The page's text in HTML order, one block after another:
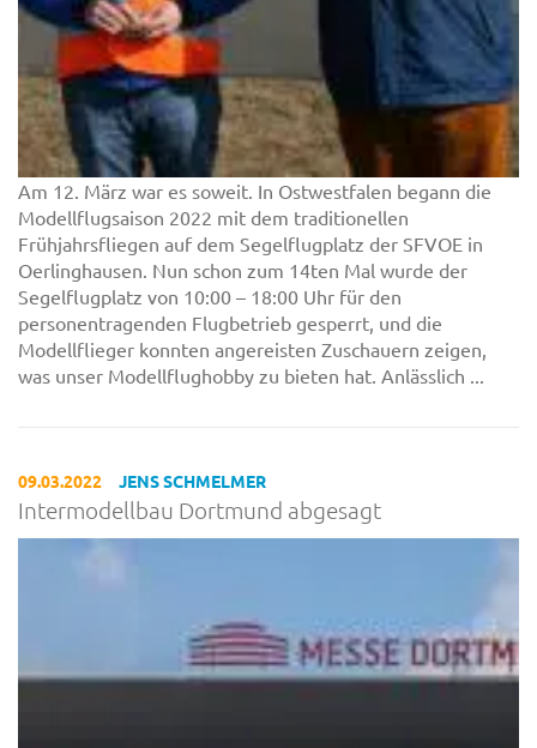
Am 12. März war es soweit. In Ostwestfalen begann die
Modellflugsaison 2022 mit dem traditionellen
Frühjahrsfliegen auf dem Segelflugplatz der SFVOE in
Oerlinghausen. Nun schon zum 14ten Mal wurde der
Segelflugplatz von 10:00 – 18:00 Uhr für den
personentragenden Flugbetrieb gesperrt, und die
Modellflieger konnten angereisten Zuschauern zeigen,
was unser Modellflughobby zu bieten hat. Anlässlich ...
09.03.2022 JENS SCHMELMER
Intermodellbau Dortmund abgesagt